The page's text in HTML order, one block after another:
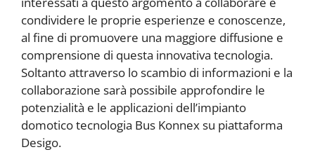
condividere le proprie esperienze e conoscenze,
al fine di promuovere una maggiore diffusione e
comprensione di questa innovativa tecnologia.
Soltanto attraverso lo scambio di informazioni e la
collaborazione sarà possibile approfondire le
potenzialità e le applicazioni dell’impianto
domotico tecnologia Bus Konnex su piattaforma
Desigo.